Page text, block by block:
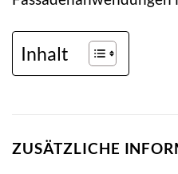
Inhalt
ZUSÄTZLICHE